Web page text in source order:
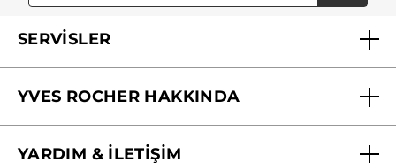
SERVİSLER
YVES ROCHER HAKKINDA
YARDIM & İLETİŞİM